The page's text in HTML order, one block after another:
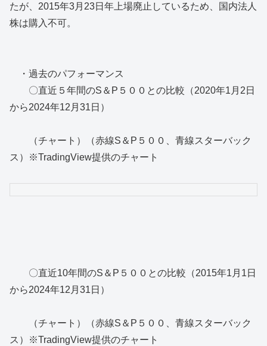
たが、2015年3月23日年上場廃止しているため、国内法人
株は購入不可。
・過去のパフォーマンス
〇直近５年間のS＆P５００との比較（2020年1月2日
から2024年12月31日）
（チャート）（赤線S＆P５００、青線スターバック
ス）※TradingView提供のチャート
〇直近10年間のS＆P５００との比較（2015年1月1日
から2024年12月31日）
（チャート）（赤線S＆P５００、青線スターバック
ス）※TradingView提供のチャート